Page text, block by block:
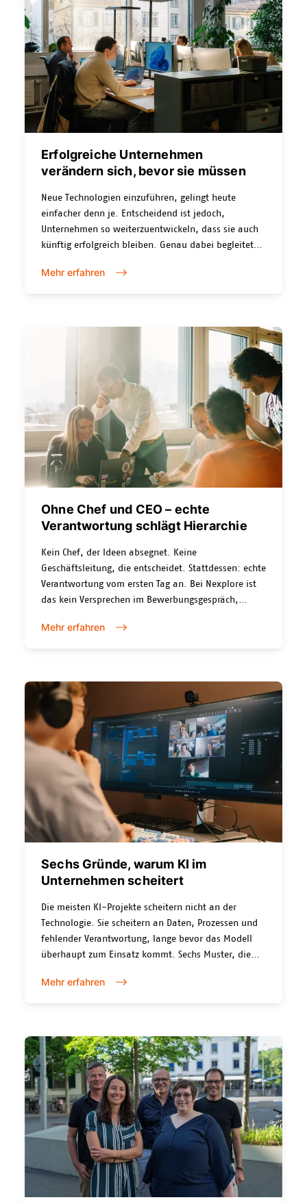
Erfolgreiche Unternehmen
verändern sich, bevor sie müssen
Neue Technologien einzuführen, gelingt heute
einfacher denn je. Entscheidend ist jedoch,
Unternehmen so weiterzuentwickeln, dass sie auch
künftig erfolgreich bleiben. Genau dabei begleitet
moderner Zusammenarbeit über Employee-
Adrian Herzog
Business Transformation Consultant bei Nexplore,
weiss, weshalb digitale Transformation weit mehr
ist als die Einführung neuer Technologien.
Mehr erfahren
Ohne Chef und CEO – echte
Verantwortung schlägt Hierarchie
Kein Chef, der Ideen absegnet. Keine
Geschäftsleitung, die entscheidet. Stattdessen: echte
Verantwortung vom ersten Tag an. Bei Nexplore ist
das kein Versprechen im Bewerbungsgespräch,
Mehr erfahren
Sechs Gründe, warum KI im
Unternehmen scheitert
Die meisten KI-Projekte scheitern nicht an der
Technologie. Sie scheitern an Daten, Prozessen und
fehlender Verantwortung, lange bevor das Modell
überhaupt zum Einsatz kommt. Sechs Muster, die
wieder zeigen.
Mehr erfahren